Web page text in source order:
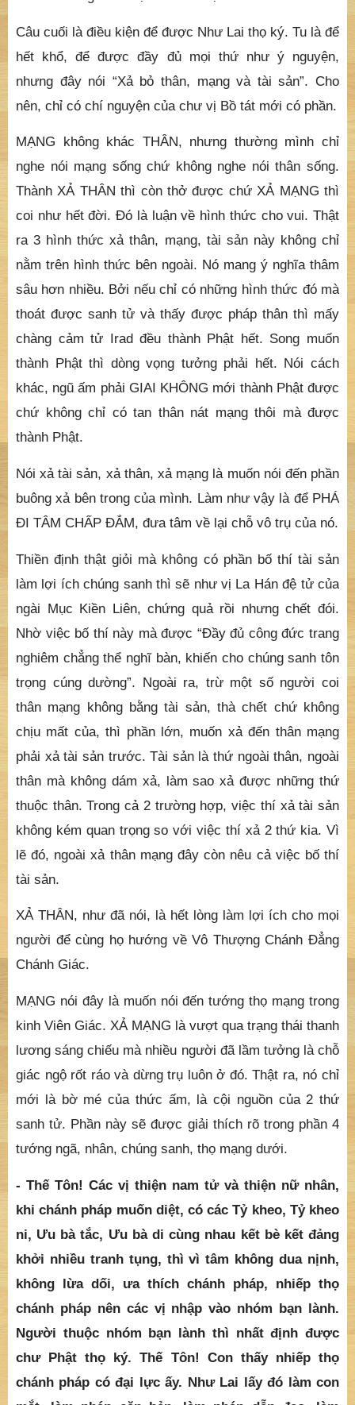
của sanh tử. “Sanh như đắp chăn đông, tử như cởi áo
hạ” nên nói không còn lão, bệnh, tử. Lão, bệnh, tử chỉ
là thứ huyễn hóa không thật, chỉ vì lợi ích của chúng
sanh mà hóa hiện lão, bệnh, tử như ngài Duy Ma Cật
Câu cuối là điều kiện để được Như Lai thọ ký. Tu là để
hết khổ, để được đầy đủ mọi thứ như ý nguyện,
nhưng đây nói “Xả bỏ thân, mạng và tài sản”. Cho
nên, chỉ có chí nguyện của chư vị Bồ tát mới có phần.
MẠNG không khác THÂN, nhưng thường mình chỉ
nghe nói mạng sống chứ không nghe nói thân sống.
Thành XẢ THÂN thì còn thở được chứ XẢ MẠNG thì
coi như hết đời. Đó là luận về hình thức cho vui. Thật
ra 3 hình thức xả thân, mạng, tài sản này không chỉ
nằm trên hình thức bên ngoài. Nó mang ý nghĩa thâm
sâu hơn nhiều. Bởi nếu chỉ có những hình thức đó mà
thoát được sanh tử và thấy được pháp thân thì mấy
chàng cảm tử Irad đều thành Phật hết. Song muốn
thành Phật thì dòng vọng tưởng phải hết. Nói cách
khác, ngũ ấm phải GIAI KHÔNG mới thành Phật được
thành Phật.
Nói xả tài sản, xả thân, xả mạng là muốn nói đến phần
buông xả bên trong của mình. Làm như vậy là để PHÁ
ĐI TÂM CHẤP ĐẮM, đưa tâm về lại chỗ vô trụ của nó.
Thiền định thật giỏi mà không có phần bố thí tài sản
làm lợi ích chúng sanh thì sẽ như vị La Hán đệ tử của
ngài Mục Kiền Liên, chứng quả rồi nhưng chết đói.
Nhờ việc bố thí này mà được “Đầy đủ công đức trang
nghiêm chẳng thể nghĩ bàn, khiến cho chúng sanh tôn
trọng cúng dường”. Ngoài ra, trừ một số người coi
thân mạng không bằng tài sản, thà chết chứ không
chịu mất của, thì phần lớn, muốn xả đến thân mạng
phải xả tài sản trước. Tài sản là thứ ngoài thân, ngoài
thân mà không dám xả, làm sao xả được những thứ
thuộc thân. Trong cả 2 trường hợp, việc thí xả tài sản
không kém quan trọng so với việc thí xả 2 thứ kia. Vì
tài sản.
XẢ THÂN, như đã nói, là hết lòng làm lợi ích cho mọi
người để cùng họ hướng về Vô Thượng Chánh Đẳng
Chánh Giác.
MẠNG nói đây là muốn nói đến tướng thọ mạng trong
kinh Viên Giác. XẢ MẠNG là vượt qua trạng thái thanh
lương sáng chiếu mà nhiều người đã lầm tưởng là chỗ
giác ngộ rốt ráo và dừng trụ luôn ở đó. Thật ra, nó chỉ
mới là bờ mé của thức ấm, là cội nguồn của 2 thứ
sanh tử. Phần này sẽ được giải thích rõ trong phần 4
tướng ngã, nhân, chúng sanh, thọ mạng dưới.
- Thế Tôn! Các vị thiện nam tử và thiện nữ nhân,
khi chánh pháp muốn diệt, có các Tỷ kheo, Tỷ kheo
ni, Ưu bà tắc, Ưu bà di cùng nhau kết bè kết đảng
khởi nhiều tranh tụng, thì vì tâm không dua nịnh,